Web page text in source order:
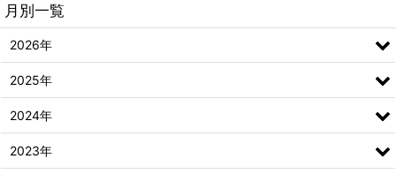
月別一覧
2026年
2025年
2024年
2023年